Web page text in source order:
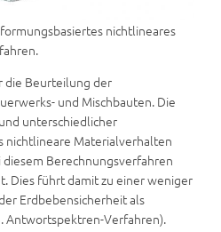
nichtlineares
die Beurteilung der
und Mischbauten. Die
unterschiedlicher
nichtlineare Materialverhalten
Berechnungsverfahren
Dies führt damit zu einer weniger
Erdbebensicherheit als
Antwortspektren-Verfahren).